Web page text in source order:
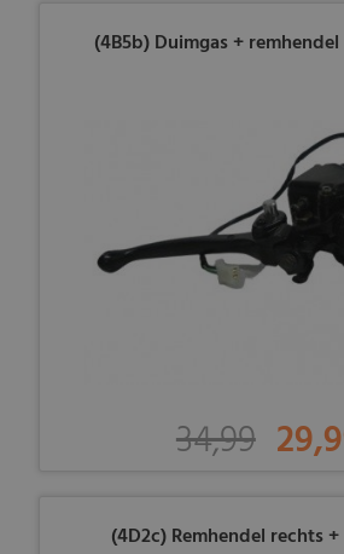
(4B5b) Duimgas +
34,99
(4D2c) Remhendel rechts